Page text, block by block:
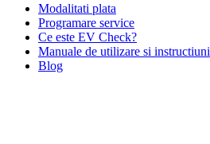
Modalitati plata
Programare service
Ce este EV Check?
Manuale de utilizare si instructiuni
Blog